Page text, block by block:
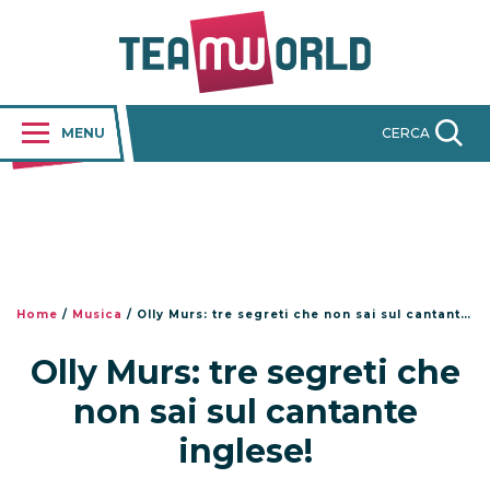
MENU CERCA
Home / Musica / Olly Murs: tre segreti che non sai sul cantante inglese!
Olly Murs: tre segreti che
non sai sul cantante
inglese!